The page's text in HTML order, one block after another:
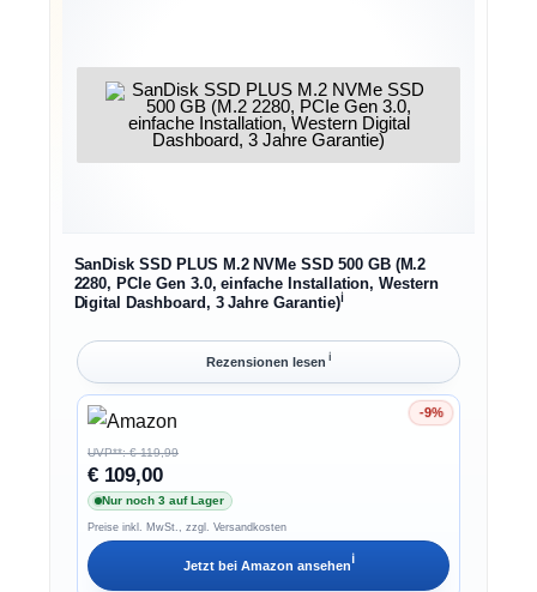
SanDisk SSD PLUS M.2 NVMe SSD 500 GB (M.2
2280, PCIe Gen 3.0, einfache Installation, Western
Digital Dashboard, 3 Jahre Garantie)ℹ︎
Rezensionen lesen ℹ︎
-9%
Ersparnis 9%
UVP**: € 119,99
€ 109,00
Nur noch 3 auf Lager
Preise inkl. MwSt., zzgl. Versandkosten
Jetzt bei Amazon ansehenℹ︎